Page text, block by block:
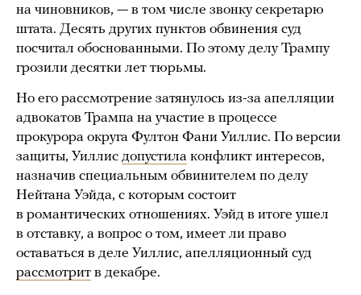
на чиновников, — в том числе звонку секретарю
штата. Десять других пунктов обвинения суд
посчитал обоснованными. По этому делу Трампу
грозили десятки лет тюрьмы.
Но его рассмотрение затянулось из-за апелляции
адвокатов Трампа на участие в процессе
прокурора округа Фултон Фани Уиллис. По версии
защиты, Уиллис допустила конфликт интересов,
назначив специальным обвинителем по делу
Нейтана Уэйда, с которым состоит
в романтических отношениях. Уэйд в итоге ушел
в отставку, а вопрос о том, имеет ли право
оставаться в деле Уиллис, апелляционный суд
рассмотрит в декабре.